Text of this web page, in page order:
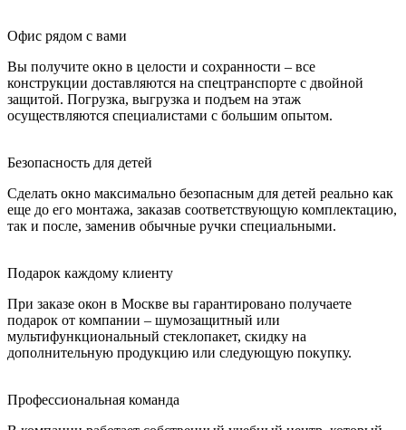
Офис рядом с вами
Вы получите окно в целости и сохранности – все
конструкции доставляются на спецтранспорте с двойной
защитой. Погрузка, выгрузка и подъем на этаж
осуществляются специалистами с большим опытом.
Безопасность для детей
Сделать окно максимально безопасным для детей реально как
еще до его монтажа, заказав соответствующую комплектацию,
так и после, заменив обычные ручки специальными.
Подарок каждому клиенту
При заказе окон в Москве вы гарантировано получаете
подарок от компании – шумозащитный или
мультифункциональный стеклопакет, скидку на
дополнительную продукцию или следующую покупку.
Профессиональная команда